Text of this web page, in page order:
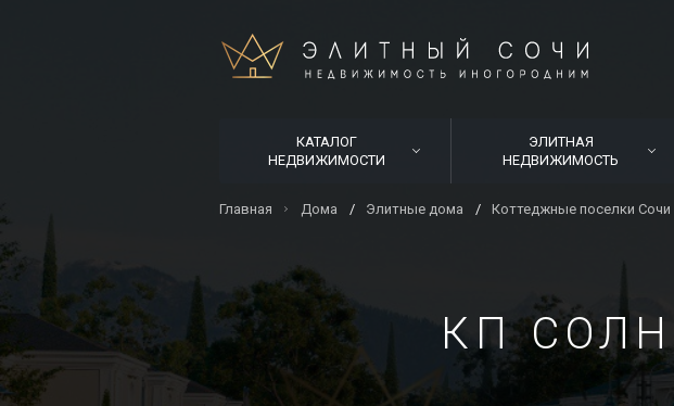
КАТАЛОГ
НЕДВИЖИМОСТИ
ЭЛИТНАЯ
НЕДВИЖИМОСТЬ
Главная Дома Элитные дома Коттеджные поселки Сочи
КП